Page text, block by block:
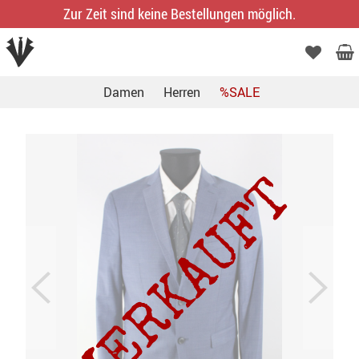
Zur Zeit sind keine Bestellungen möglich.
Damen Herren %SALE